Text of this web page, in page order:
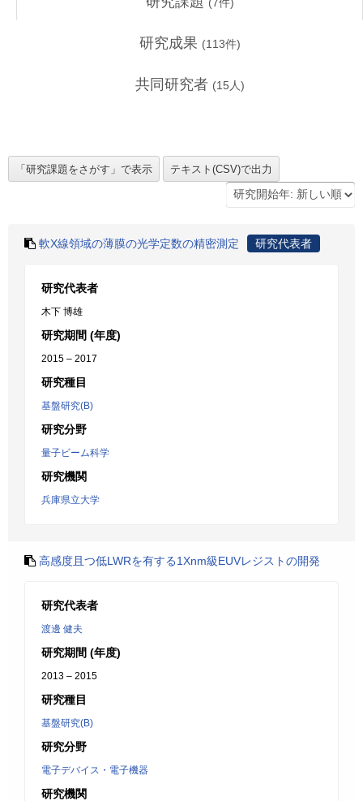
研究成果 (113件)
共同研究者 (15 人)
軟X線領域の薄膜の光学定数の精密測定 研究代表者
研究代表者
木下 博雄
研究期間 (年度)
2015 – 2017
研究種目
基盤研究(B)
研究分野
量子ビーム科学
研究機関
兵庫県立大学
高感度且つ低LWRを有する1Xnm級EUVレジストの開発
研究代表者
渡邊 健夫
研究期間 (年度)
2013 – 2015
研究種目
基盤研究(B)
研究分野
電子デバイス・電子機器
研究機関